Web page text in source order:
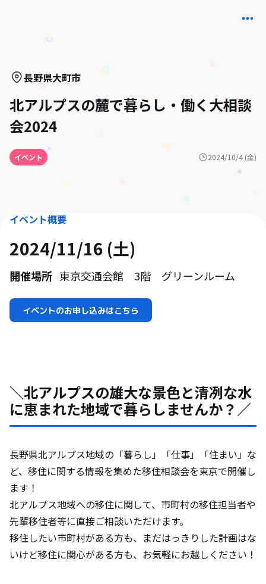
長野県大町市
北アルプスの麓で暮らし・働く大相談
会2024
イベント 2024/10/4 (金)
イベント概要
2024/11/16 (土)
開催場所 東京交通会館 3階 グリーンルーム
イベントのお申し込みはこちら
＼北アルプスの雄大な景色と清冽な水
に恵まれた地域で暮らしませんか？／
長野県北アルプス地域の「暮らし」「仕事」「住まい」な
ど、移住に関する情報を集めた移住相談会を東京で開催し
ます！
北アルプス地域への移住に関して、市町村の移住担当者や
先輩移住者等に直接ご相談いただけます。
移住したい市町村がある方も、まだはっきりした計画はな
いけど移住に関心がある方も、お気軽にお越しください！